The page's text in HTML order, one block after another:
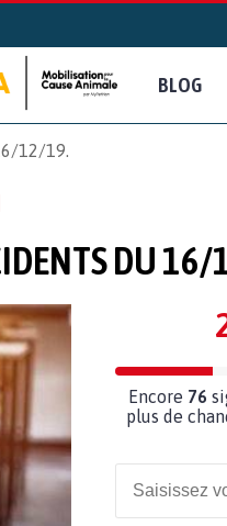
BLOG
12/19.
DU
Encore 76
plus de